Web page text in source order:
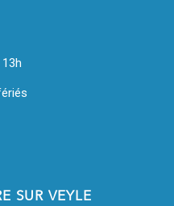
SUR VEYLE